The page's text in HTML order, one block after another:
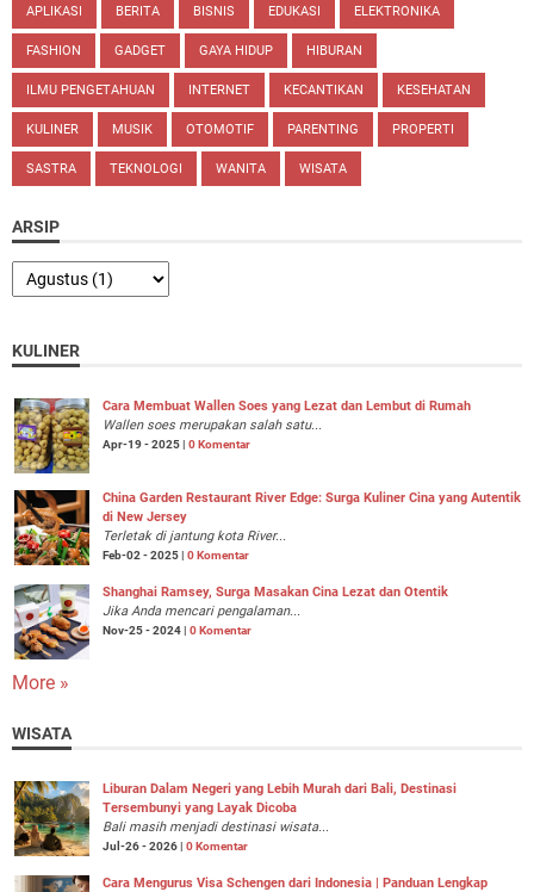
APLIKASI BERITA BISNIS EDUKASI ELEKTRONIKA
FASHION GADGET GAYA HIDUP HIBURAN
ILMU PENGETAHUAN INTERNET KECANTIKAN KESEHATAN
KULINER MUSIK OTOMOTIF PARENTING PROPERTI
SASTRA TEKNOLOGI WANITA WISATA
ARSIP
KULINER
Cara Membuat Wallen Soes yang Lezat dan Lembut di Rumah
Wallen soes merupakan salah satu...
Apr-19 - 2025 | 0 Komentar
China Garden Restaurant River Edge: Surga Kuliner Cina yang Autentik
di New Jersey
Terletak di jantung kota River...
Feb-02 - 2025 | 0 Komentar
Shanghai Ramsey, Surga Masakan Cina Lezat dan Otentik
Jika Anda mencari pengalaman...
Nov-25 - 2024 | 0 Komentar
More »
WISATA
Liburan Dalam Negeri yang Lebih Murah dari Bali, Destinasi
Tersembunyi yang Layak Dicoba
Bali masih menjadi destinasi wisata...
Jul-26 - 2026 | 0 Komentar
Cara Mengurus Visa Schengen dari Indonesia | Panduan Lengkap